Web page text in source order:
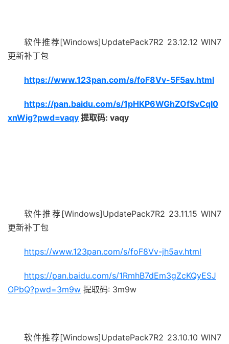
软件推荐[Windows]UpdatePack7R2 23.12.12 WIN7
更新补丁包
https://www.123pan.com/s/foF8Vv-5F5av.html
https://pan.baidu.com/s/1pHKP6WGhZOfSvCqI0
xnWig?pwd=vaqy 提取码: vaqy
软件推荐[Windows]UpdatePack7R2 23.11.15 WIN7
更新补丁包
https://www.123pan.com/s/foF8Vv-jh5av.html
https://pan.baidu.com/s/1RmhB7dEm3gZcKQyESJ
OPbQ?pwd=3m9w 提取码: 3m9w
软件推荐[Windows]UpdatePack7R2 23.10.10 WIN7